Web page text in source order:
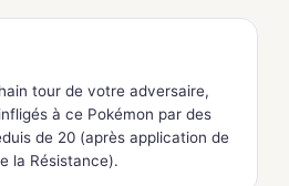
tour de votre adversaire,
à ce Pokémon par des
de 20 (après application de
la Résistance).